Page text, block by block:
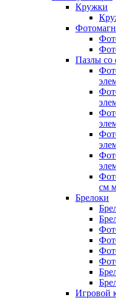
Кружки
Пазлы со
см
Брелоки
Игровой